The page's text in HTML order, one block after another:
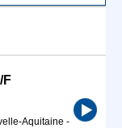
F
Aquitaine -